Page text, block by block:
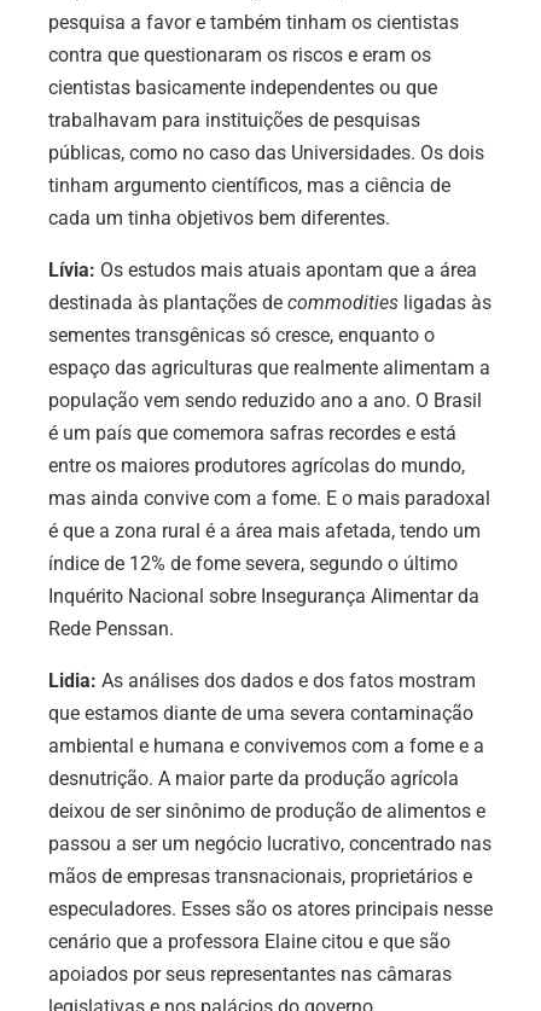
pesquisa a favor e também tinham os cientistas
contra que questionaram os riscos e eram os
cientistas basicamente independentes ou que
trabalhavam para instituições de pesquisas
públicas, como no caso das Universidades. Os dois
tinham argumento científicos, mas a ciência de
cada um tinha objetivos bem diferentes.
Lívia: Os estudos mais atuais apontam que a área
destinada às plantações de commodities ligadas às
sementes transgênicas só cresce, enquanto o
espaço das agriculturas que realmente alimentam a
população vem sendo reduzido ano a ano. O Brasil
é um país que comemora safras recordes e está
entre os maiores produtores agrícolas do mundo,
mas ainda convive com a fome. E o mais paradoxal
é que a zona rural é a área mais afetada, tendo um
índice de 12% de fome severa, segundo o último
Inquérito Nacional sobre Insegurança Alimentar da
Rede Penssan.
Lidia: As análises dos dados e dos fatos mostram
que estamos diante de uma severa contaminação
ambiental e humana e convivemos com a fome e a
desnutrição. A maior parte da produção agrícola
deixou de ser sinônimo de produção de alimentos e
passou a ser um negócio lucrativo, concentrado nas
mãos de empresas transnacionais, proprietários e
especuladores. Esses são os atores principais nesse
cenário que a professora Elaine citou e que são
apoiados por seus representantes nas câmaras